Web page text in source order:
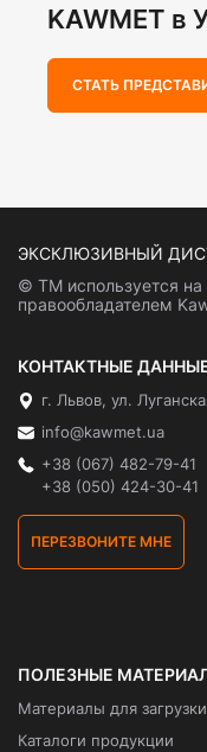
KAWMET в
СТАТЬ
ЭКСКЛЮЗИВНЫЙ
© ТМ используется на
правообладателем
КОНТАКТНЫЕ
г. Львов, ул.
info@kawmet.ua
+38 (067) 482-79-41
+38 (050) 424-30-41
ПЕРЕЗВОНИТЕ МНЕ
ПОЛЕЗНЫЕ
Материалы для загрузки
Каталоги продукции